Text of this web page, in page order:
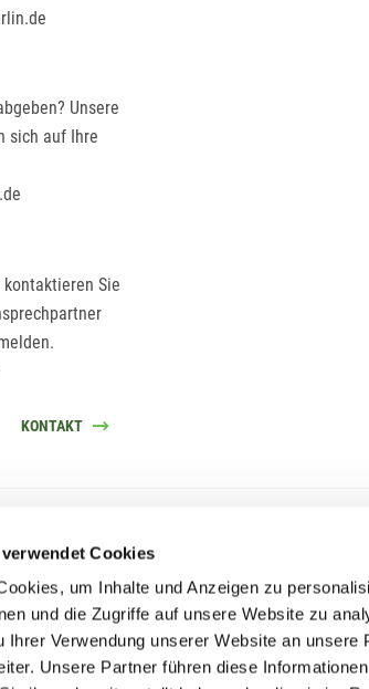
Cookies
um Inhalte und Anzeigen zu
und die Zugriffe auf unsere Website zu
Ihrer Verwendung unserer Website an unsere
Unsere Partner führen diese
Unsere
sich auf Ihre
Sie
KONTAKT